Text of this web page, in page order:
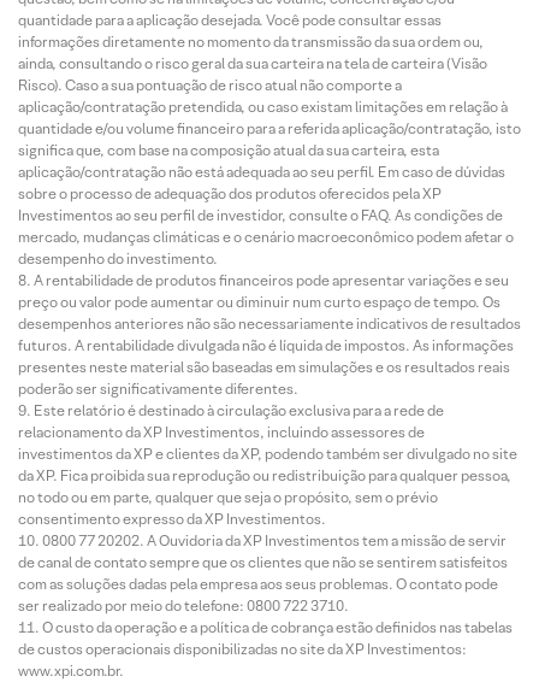
quantidade para a aplicação desejada. Você pode consultar essas
informações diretamente no momento da transmissão da sua ordem ou,
ainda, consultando o risco geral da sua carteira na tela de carteira (Visão
Risco). Caso a sua pontuação de risco atual não comporte a
aplicação/contratação pretendida, ou caso existam limitações em relação à
quantidade e/ou volume financeiro para a referida aplicação/contratação, isto
significa que, com base na composição atual da sua carteira, esta
aplicação/contratação não está adequada ao seu perfil. Em caso de dúvidas
sobre o processo de adequação dos produtos oferecidos pela XP
Investimentos ao seu perfil de investidor, consulte o FAQ. As condições de
mercado, mudanças climáticas e o cenário macroeconômico podem afetar o
desempenho do investimento.
A rentabilidade de produtos financeiros pode apresentar variações e seu
preço ou valor pode aumentar ou diminuir num curto espaço de tempo. Os
desempenhos anteriores não são necessariamente indicativos de resultados
futuros. A rentabilidade divulgada não é líquida de impostos. As informações
presentes neste material são baseadas em simulações e os resultados reais
poderão ser significativamente diferentes.
Este relatório é destinado à circulação exclusiva para a rede de
relacionamento da XP Investimentos, incluindo assessores de
investimentos da XP e clientes da XP, podendo também ser divulgado no site
da XP. Fica proibida sua reprodução ou redistribuição para qualquer pessoa,
no todo ou em parte, qualquer que seja o propósito, sem o prévio
consentimento expresso da XP Investimentos.
0800 77 20202. A Ouvidoria da XP Investimentos tem a missão de servir
de canal de contato sempre que os clientes que não se sentirem satisfeitos
com as soluções dadas pela empresa aos seus problemas. O contato pode
ser realizado por meio do telefone: 0800 722 3710.
O custo da operação e a política de cobrança estão definidos nas tabelas
de custos operacionais disponibilizadas no site da XP Investimentos:
www.xpi.com.br.